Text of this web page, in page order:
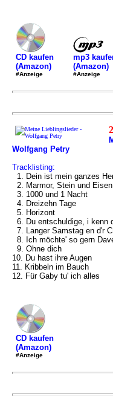
CD kaufen
(Amazon)
#Anzeige
mp3
(Amazon)
#Anzeige
Wolfgang Petry
Tracklisting:
1. Dein ist mein ganzes
2. Marmor, Stein und
3. 1000 und 1 Nacht
4. Dreizehn Tage
5. Horizont
6. Du entschuldige, i kenn
7. Langer Samstag en d'r
8. Ich möchte' so gern
9. Ohne dich
10. Du hast ihre Augen
11. Kribbeln im Bauch
12. Für Gaby tu' ich alles
CD kaufen
(Amazon)
#Anzeige